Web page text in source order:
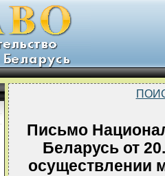
Письмо
Беларусь от
осуществлении